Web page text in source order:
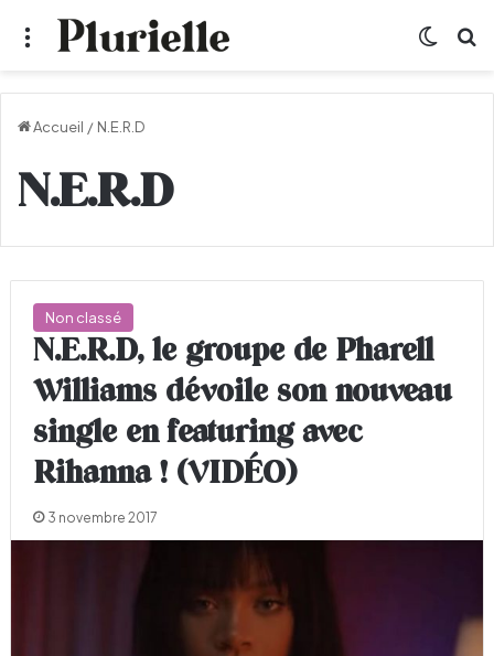
Menu
Accueil / N.E.R.D
N.E.R.D
Non classé
N.E.R.D, le groupe de Pharell
Williams dévoile son nouveau
single en featuring avec
Rihanna ! (VIDÉO)
3 novembre 2017